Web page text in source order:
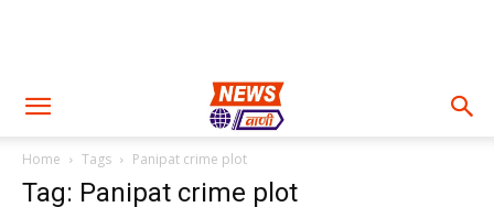
Home Tags Panipat crime plot
Tag: Panipat crime plot